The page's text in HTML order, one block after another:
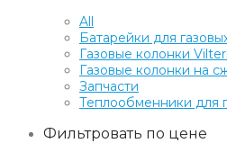
All
Батарейки для
Газовые колонки
Газовые колонки на
Запчасти
Теплообменники для
Фильтровать по цене